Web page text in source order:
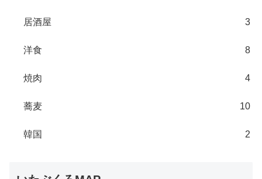
居酒屋 3
洋食 8
焼肉 4
蕎麦 10
韓国 2